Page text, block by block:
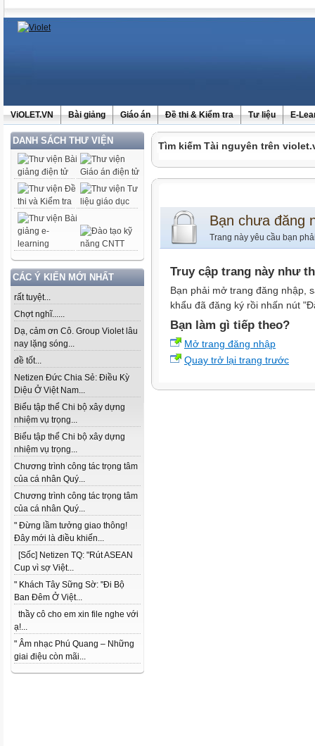
ViOLET.VN Bài giảng Giáo án Đề thi & Kiểm tra Tư liệu E-
DANH SÁCH THƯ VIỆN
CÁC Ý KIẾN MỚI NHẤT
rất tuyệt...
Chợt nghĩ......
Dạ, cảm ơn Cô. Group Violet lâu
nay lặng sóng...
đề tốt...
Netizen Đức Chia Sẻ: Điều Kỳ
Diệu Ở Việt Nam...
Biểu tập thể Chi bộ xây dựng
nhiệm vụ trọng...
Biểu tập thể Chi bộ xây dựng
nhiệm vụ trọng...
Chương trình công tác trọng tâm
của cá nhân Quý...
Chương trình công tác trọng tâm
của cá nhân Quý...
" Đừng lầm tưởng giao thông!
Đây mới là điều khiến...
[Sốc] Netizen TQ: "Rút ASEAN
Cup vì sợ Việt...
" Khách Tây Sững Sờ: "Đi Bộ
Ban Đêm Ở Việt...
thầy cô cho em xin file nghe với
ạ!...
" Âm nhạc Phú Quang – Những
giai điệu còn mãi...
Tìm kiếm Tài nguyên trên
Bạn chưa đăng
Trang này yêu cầu bạn
Truy cập trang này như
Bạn phải mở trang đăng nhập,
khẩu đã đăng ký rồi nhấn nút
Bạn làm gì tiếp theo?
Mở trang đăng nhập
Quay trở lại trang trước